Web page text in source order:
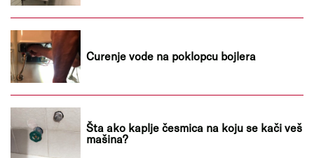
Curenje vode na poklopcu bojlera
Šta ako kaplje česmica na koju se kači veš
mašina?